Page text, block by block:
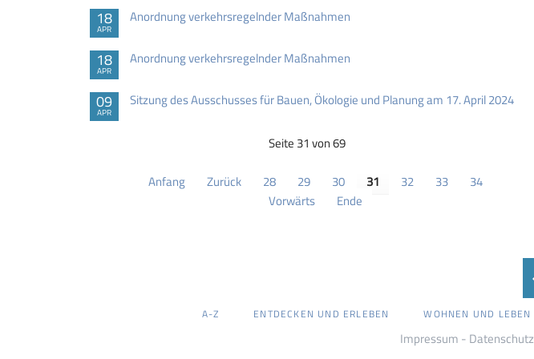
18
APR
Anordnung verkehrsregelnder Maßnahmen
18
APR
Anordnung verkehrsregelnder Maßnahmen
09
APR
Sitzung des Ausschusses für Bauen, Ökologie und Planung am 17. April 2024
Seite 31 von 69
Anfang Zurück 28 29 30 31 32 33
34
Vorwärts
Ende
ÜBERSPRINGEN
A-Z ENTDECKEN UND ERLEBEN WOHNEN UND LEBEN
Impressum - Datenschutz